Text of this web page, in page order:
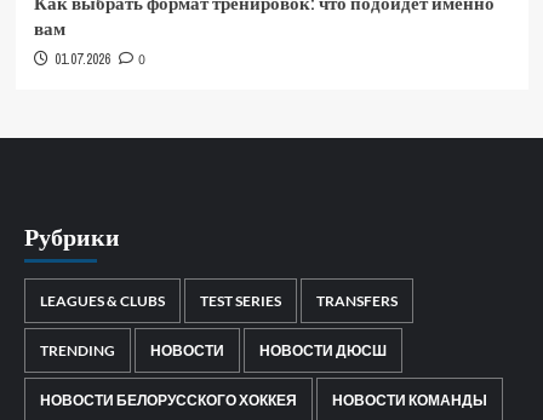
вам
01.07.2026 0
Рубрики
LEAGUES & CLUBS TEST SERIES TRANSFERS
TRENDING НОВОСТИ НОВОСТИ ДЮСШ
НОВОСТИ БЕЛОРУССКОГО ХОККЕЯ НОВОСТИ КОМАНДЫ